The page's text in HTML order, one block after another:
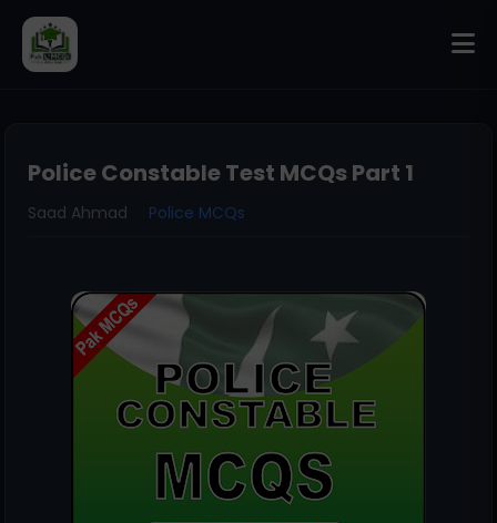
Police Constable Test MCQs Part 1
Saad Ahmad Police MCQs